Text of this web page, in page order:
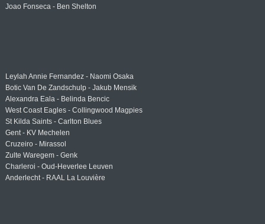
Joao Fonseca - Ben Shelton
Leylah Annie Fernandez - Naomi Osaka
Botic Van De Zandschulp - Jakub Mensik
Alexandra Eala - Belinda Bencic
West Coast Eagles - Collingwood Magpies
St Kilda Saints - Carlton Blues
Gent - KV Mechelen
Cruzeiro - Mirassol
Zulte Waregem - Genk
Charleroi - Oud-Heverlee Leuven
Anderlecht - RAAL La Louvière